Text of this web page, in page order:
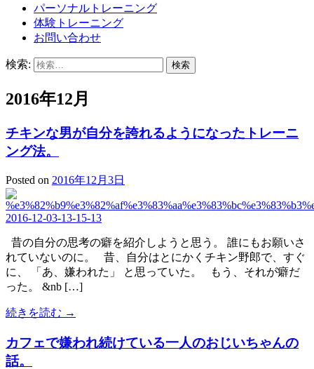
パーソナルトレーニング
体験トレーニング
お問い合わせ
検索:
2016年12月
チキンな男が自分を誇れるようになったトレーニ
ング法。
Posted on 2016年12月3日
昔の自分の思考の癖を紹介しようと思う。 誰にもお願いさ
れていないのに。 昔、自分はとにかくチキン野郎で、すぐ
に、 「あ、嫌われた」 と思っていた。 もう、それが癖だ
った。 &nb […]
続きを読む →
カフェで嫌われ続けている一人のおじいちゃんの
話。